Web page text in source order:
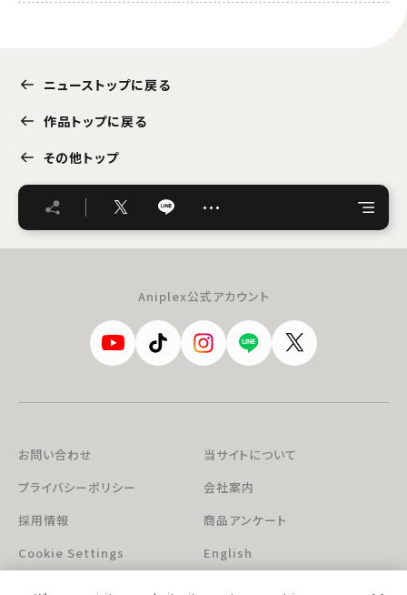
ニューストップに戻る
作品トップに戻る
その他トップ
…
Aniplex公式アカウント
お問い合わせ
当サイトについて
プライバシーポリシー
会社案内
採用情報
商品アンケート
Cookie Settings
English